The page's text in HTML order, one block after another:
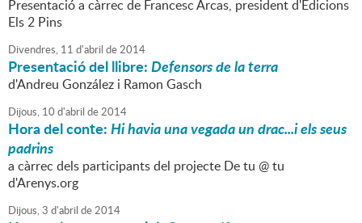
Presentació a càrrec de Francesc Arcas, president d'Edicions
Els 2 Pins
Divendres, 11 d'abril de2014
Presentació del llibre:Defensors de la terra
d'Andreu González i Ramon Gasch
Dijous, 10 d'abril de2014
Hora del conte:Hi havia una vegada un drac...i els seus
padrins
a càrrec dels participants del projecte De tu @ tu
d'Arenys.org
Dijous,3 d'abril de2014